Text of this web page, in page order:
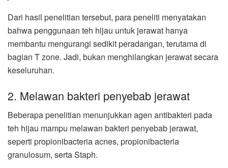
Dari hasil penelitian tersebut, para peneliti menyatakan
bahwa penggunaan teh hijau untuk jerawat hanya
membantu mengurangi sedikit peradangan, terutama di
bagian T zone. Jadi, bukan menghilangkan jerawat secara
keseluruhan.
2. Melawan bakteri penyebab jerawat
Beberapa penelitian menunjukkan agen antibakteri pada
teh hijau mampu melawan bakteri penyebab jerawat,
seperti propionibacteria acnes, propionibacteria
granulosum, serta Staph.